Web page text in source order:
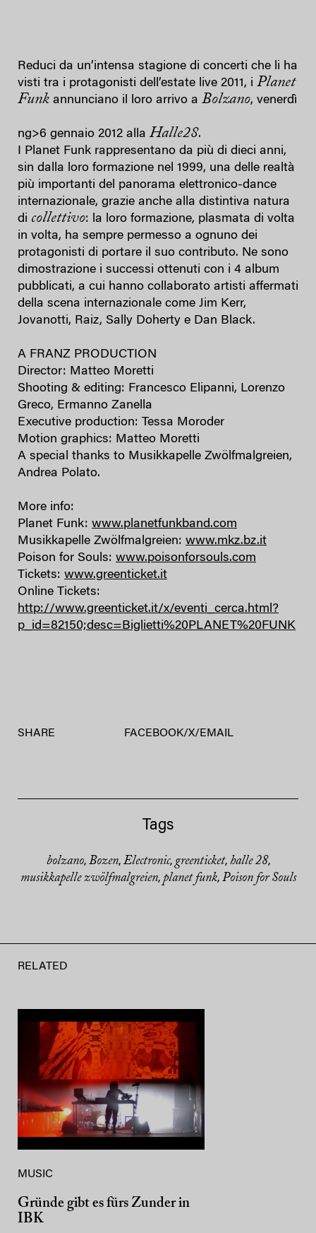
Reduci da un’intensa stagione di concerti che li ha
visti tra i protagonisti dell’estate live 2011, i Planet
Funk annunciano il loro arrivo a Bolzano, venerdì
ng>6 gennaio 2012 alla Halle28.
I Planet Funk rappresentano da più di dieci anni,
sin dalla loro formazione nel 1999, una delle realtà
più importanti del panorama elettronico-dance
internazionale, grazie anche alla distintiva natura
di collettivo: la loro formazione, plasmata di volta
in volta, ha sempre permesso a ognuno dei
protagonisti di portare il suo contributo. Ne sono
dimostrazione i successi ottenuti con i 4 album
pubblicati, a cui hanno collaborato artisti affermati
della scena internazionale come Jim Kerr,
Jovanotti, Raiz, Sally Doherty e Dan Black.
A FRANZ PRODUCTION
Director: Matteo Moretti
Shooting & editing: Francesco Elipanni, Lorenzo
Greco, Ermanno Zanella
Executive production: Tessa Moroder
Motion graphics: Matteo Moretti
A special thanks to Musikkapelle Zwölfmalgreien,
Andrea Polato.
More info:
Planet Funk: www.planetfunkband.com
Musikkapelle Zwölfmalgreien: www.mkz.bz.it
Poison for Souls: www.poisonforsouls.com
Tickets: www.greenticket.it
Online Tickets:
http://www.greenticket.it/x/eventi_cerca.html?
p_id=82150;desc=Biglietti%20PLANET%20FUNK
SHARE FACEBOOK/X/ EMAIL
Tags
bolzano, Bozen, Electronic, greenticket, halle 28,
musikkapelle zwölfmalgreien, planet funk, Poison for Souls
RELATED
MUSIC
Gründe gibt es fürs Zunder in
IBK